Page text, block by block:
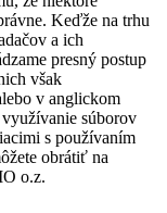
Keďže na trhu
a ich
presný postup
však
v anglickom
využívanie súborov
s používaním
obrátiť na
o.z.